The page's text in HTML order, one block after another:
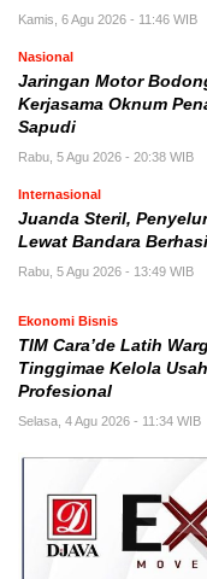
Kamis, 6 Agu 2026 - 11:46 WIB
Nasional
Jaringan Motor
Kerjasama Oknum
Sapudi
Rabu, 5 Agu 2026 - 20:38 WIB
Internasional
Juanda Steril,
Lewat Bandara
Rabu, 5 Agu 2026 - 13:49 WIB
Ekonomi Bisnis
TIM Cara’de Latih
Tinggimae Kelola
Profesional
Selasa, 4 Agu 2026 - 11:34 WIB